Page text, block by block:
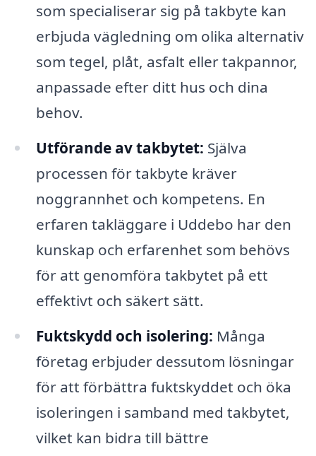
som specialiserar sig på takbyte kan
erbjuda vägledning om olika alternativ
som tegel, plåt, asfalt eller takpannor,
anpassade efter ditt hus och dina
behov.
Utförande av takbytet: Själva
processen för takbyte kräver
noggrannhet och kompetens. En
erfaren takläggare i Uddebo har den
kunskap och erfarenhet som behövs
för att genomföra takbytet på ett
effektivt och säkert sätt.
Fuktskydd och isolering: Många
företag erbjuder dessutom lösningar
för att förbättra fuktskyddet och öka
isoleringen i samband med takbytet,
vilket kan bidra till bättre